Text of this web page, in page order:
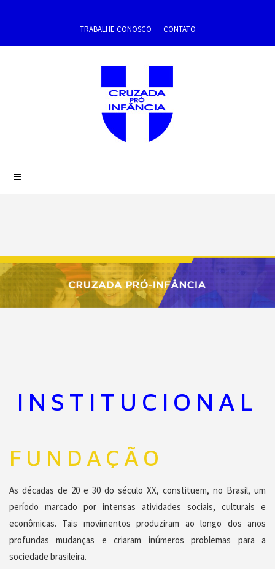
TRABALHE CONOSCO CONTATO
INSTITUCIONAL
FUNDAÇÃO
As décadas de 20 e 30 do século XX, constituem, no Brasil, um
período marcado por intensas atividades sociais, culturais e
econômicas. Tais movimentos produziram ao longo dos anos
profundas mudanças e criaram inúmeros problemas para a
sociedade brasileira.